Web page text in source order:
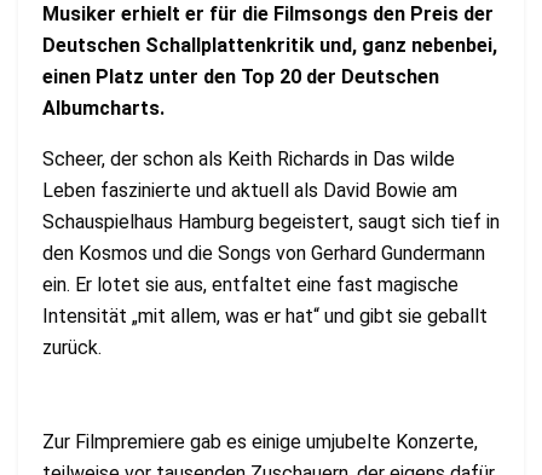
Musiker erhielt er für die Filmsongs den Preis der
Deutschen Schallplattenkritik und, ganz nebenbei,
einen Platz unter den Top 20 der Deutschen
Albumcharts.
Scheer, der schon als Keith Richards in Das wilde
Leben faszinierte und aktuell als David Bowie am
Schauspielhaus Hamburg begeistert, saugt sich tief in
den Kosmos und die Songs von Gerhard Gundermann
ein. Er lotet sie aus, entfaltet eine fast magische
Intensität „mit allem, was er hat“ und gibt sie geballt
zurück.
Zur Filmpremiere gab es einige umjubelte Konzerte,